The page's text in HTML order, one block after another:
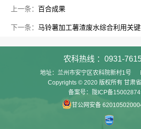
上一条：百合成果
下一条：马铃薯加工薯渣废水综合利用关
农科热线 ：0931-
地址：兰州市安宁区农科院新村1号
Copyrights © 2020 版权所有 甘肃
备案号：陇ICP备
甘公网安备